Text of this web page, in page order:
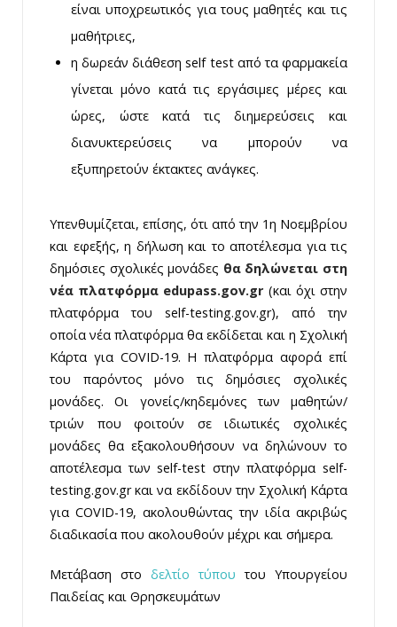
είναι υποχρεωτικός για τους μαθητές και τις
μαθήτριες,
η δωρεάν διάθεση self test από τα φαρμακεία
γίνεται μόνο κατά τις εργάσιμες μέρες και
ώρες, ώστε κατά τις διημερεύσεις και
διανυκτερεύσεις να μπορούν να
εξυπηρετούν έκτακτες ανάγκες.
Υπενθυμίζεται, επίσης, ότι από την 1η Νοεμβρίου
και εφεξής, η δήλωση και το αποτέλεσμα για τις
δημόσιες σχολικές μονάδες θα δηλώνεται στη
νέα πλατφόρμα edupass.gov.gr (και όχι στην
πλατφόρμα του self-testing.gov.gr), από την
οποία νέα πλατφόρμα θα εκδίδεται και η Σχολική
Κάρτα για COVID-19. H πλατφόρμα αφορά επί
του παρόντος μόνο τις δημόσιες σχολικές
μονάδες. Οι γονείς/κηδεμόνες των μαθητών/
τριών που φοιτούν σε ιδιωτικές σχολικές
μονάδες θα εξακολουθήσουν να δηλώνουν το
αποτέλεσμα των self-test στην πλατφόρμα self-
testing.gov.gr και να εκδίδουν την Σχολική Κάρτα
για COVID-19, ακολουθώντας την ιδία ακριβώς
διαδικασία που ακολουθούν μέχρι και σήμερα.
Μετάβαση στο δελτίο τύπου του Υπουργείου
Παιδείας και Θρησκευμάτων